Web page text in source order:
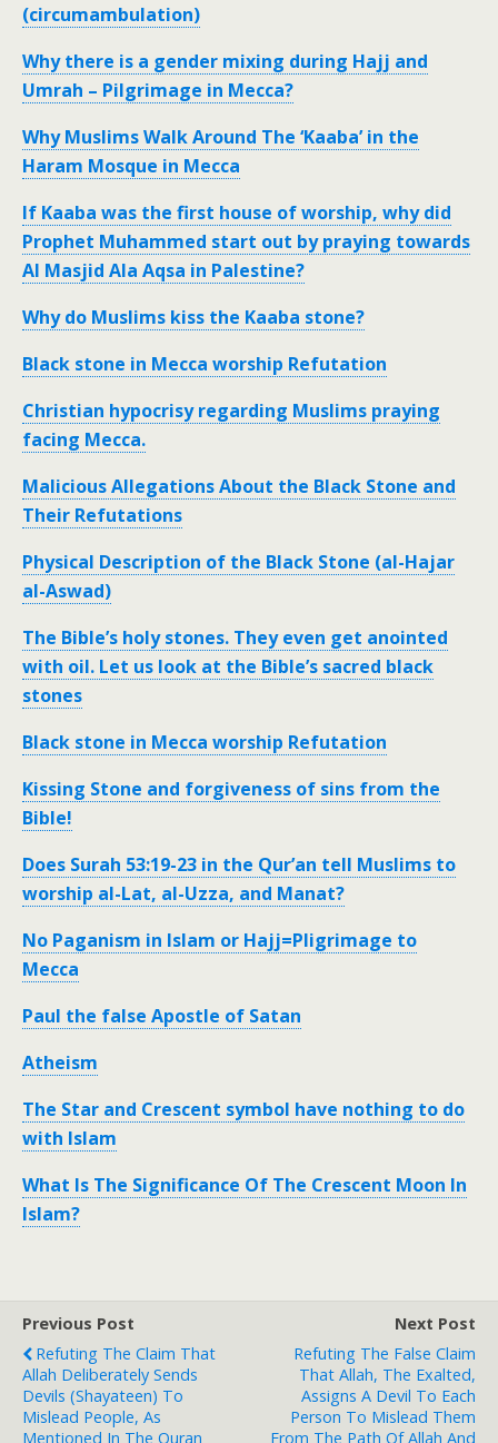
(circumambulation)
Why there is a gender mixing during Hajj and
Umrah – Pilgrimage in Mecca?
Why Muslims Walk Around The ‘Kaaba’ in the
Haram Mosque in Mecca
If Kaaba was the first house of worship, why did
Prophet Muhammed start out by praying towards
Al Masjid Ala Aqsa in Palestine?
Why do Muslims kiss the Kaaba stone?
Black stone in Mecca worship Refutation
Christian hypocrisy regarding Muslims praying
facing Mecca.
Malicious Allegations About the Black Stone and
Their Refutations
Physical Description of the Black Stone (al-Hajar
al-Aswad)
The Bible’s holy stones. They even get anointed
with oil. Let us look at the Bible’s sacred black
stones
Black stone in Mecca worship Refutation
Kissing Stone and forgiveness of sins from the
Bible!
Does Surah 53:19-23 in the Qur’an tell Muslims to
worship al-Lat, al-Uzza, and Manat?
No Paganism in Islam or Hajj=Pligrimage to
Mecca
Paul the false Apostle of Satan
Atheism
The Star and Crescent symbol have nothing to do
with Islam
What Is The Significance Of The Crescent Moon In
Islam?
Previous Post
Refuting The Claim That
Allah Deliberately Sends
Devils (Shayateen) To
Mislead People, As
Mentioned In The Quran
Next Post
Refuting The False Claim
That Allah, The Exalted,
Assigns A Devil To Each
Person To Mislead Them
From The Path Of Allah And